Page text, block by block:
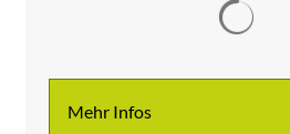
Mehr Infos